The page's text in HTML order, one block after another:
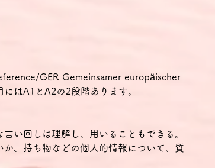
GER Gemeinsamer europäischer
はA1とA2の2段階あります。
い回しは理解し、用いることもできる。
、持ち物などの個人的情報について、質